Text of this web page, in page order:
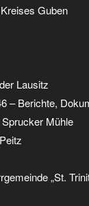
Guben
Lausitz
– Berichte,
Mühle
„St.